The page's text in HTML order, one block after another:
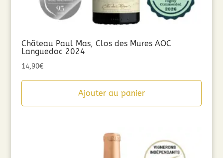
Château Paul Mas, Clos des Mures AOC
Languedoc 2024
14,90€
Ajouter au panier